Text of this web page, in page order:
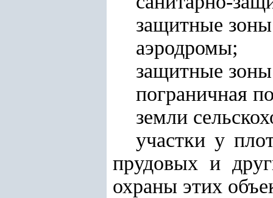
защитные
аэродромы;
защитные
пограничная
земли
участки у
прудовых и
охраны этих